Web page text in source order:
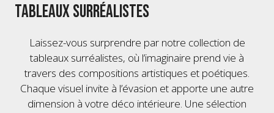
Tableaux Surréalistes
Laissez-vous surprendre par notre collection de
tableaux surréalistes, où l’imaginaire prend vie à
travers des compositions artistiques et poétiques.
Chaque visuel invite à l’évasion et apporte une autre
dimension à votre déco intérieure. Une sélection